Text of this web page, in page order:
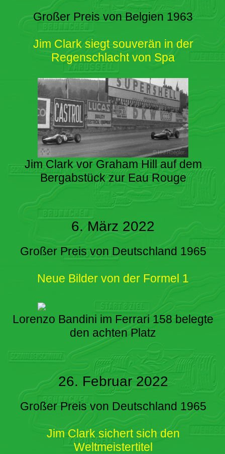
Großer Preis von Belgien 1963
Jim Clark siegt souverän in der
Regenschlacht von Spa
Jim Clark vor Graham Hill auf dem
Bergabstück zur Eau Rouge
6. März 2022
Großer Preis von Deutschland 1965
Neue Bilder von der Formel 1
Lorenzo Bandini im Ferrari 158 belegte
den achten Platz
26. Februar 2022
Großer Preis von Deutschland 1965
Jim Clark sichert sich den
Weltmeistertitel